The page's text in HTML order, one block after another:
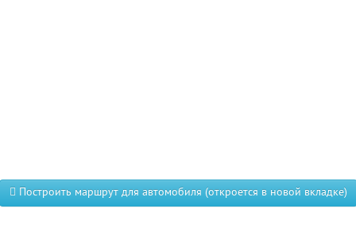
Построить маршрут для автомобиля (откроется в новой вкладке)